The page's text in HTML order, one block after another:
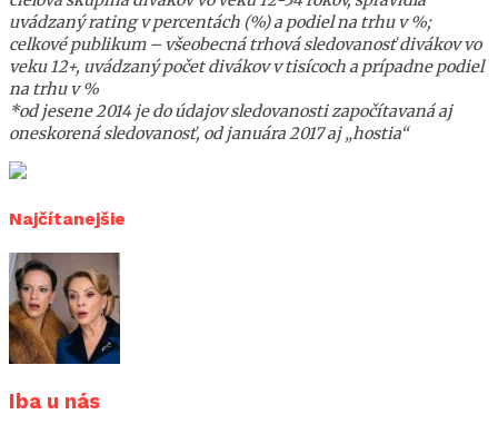
uvádzaný rating v percentách (%) a podiel na trhu v %;
celkové publikum – všeobecná trhová sledovanosť divákov vo
veku 12+, uvádzaný počet divákov v tisícoch a prípadne podiel
na trhu v %
*od jesene 2014 je do údajov sledovanosti započítavaná aj
oneskorená sledovanosť, od januára 2017 aj „hostia“
Najčítanejšie
Iba u nás